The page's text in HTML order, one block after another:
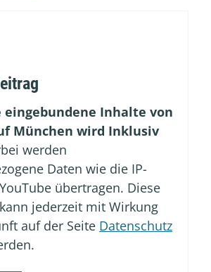
eingebundene Inhalte von
München wird Inklusiv
werden
Daten wie die IP-
übertragen. Diese
jederzeit mit Wirkung
auf der Seite Datenschutz